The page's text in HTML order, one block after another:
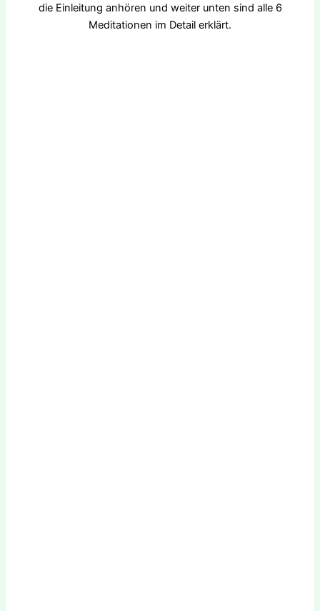
die Einleitung anhören und weiter unten sind alle 6
Meditationen im Detail erklärt.